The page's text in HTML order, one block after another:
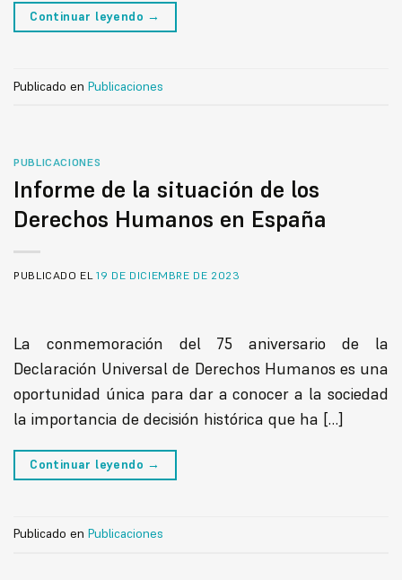
Continuar leyendo →
Publicado en Publicaciones
PUBLICACIONES
Informe de la situación de los
Derechos Humanos en España
PUBLICADO EL19 DE DICIEMBRE DE 2023
La conmemoración del 75 aniversario de la
Declaración Universal de Derechos Humanos es una
oportunidad única para dar a conocer a la sociedad
la importancia de decisión histórica que ha […]
Continuar leyendo →
Publicado en Publicaciones